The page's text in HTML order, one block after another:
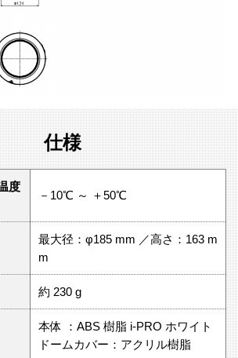
仕様
度
－10℃ ～ ＋50℃
最大径：φ185 mm ／高さ：163 m
m
約 230 g
本体 ：ABS 樹脂 i-PRO ホワイト
ドームカバー：アクリル樹脂